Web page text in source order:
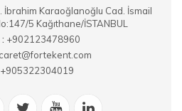
İbrahim Karaoğlanoğlu Cad. İsmail
5 Kağıthane/İSTANBUL
+902123478960
+905322304019